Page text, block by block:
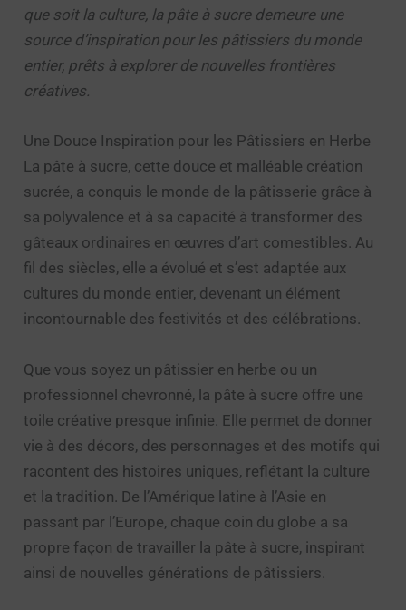
que soit la culture, la pâte à sucre demeure une
source d’inspiration pour les pâtissiers du monde
entier, prêts à explorer de nouvelles frontières
créatives.
Une Douce Inspiration pour les Pâtissiers en Herbe
La pâte à sucre, cette douce et malléable création
sucrée, a conquis le monde de la pâtisserie grâce à
sa polyvalence et à sa capacité à transformer des
gâteaux ordinaires en œuvres d’art comestibles. Au
fil des siècles, elle a évolué et s’est adaptée aux
cultures du monde entier, devenant un élément
incontournable des festivités et des célébrations.
Que vous soyez un pâtissier en herbe ou un
professionnel chevronné, la pâte à sucre offre une
toile créative presque infinie. Elle permet de donner
vie à des décors, des personnages et des motifs qui
racontent des histoires uniques, reflétant la culture
et la tradition. De l’Amérique latine à l’Asie en
passant par l’Europe, chaque coin du globe a sa
propre façon de travailler la pâte à sucre, inspirant
ainsi de nouvelles générations de pâtissiers.